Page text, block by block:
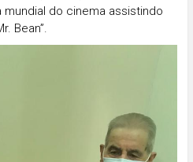
do cinema assistindo
Bean”.